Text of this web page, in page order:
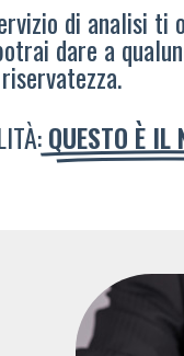
di analisi
dare a
riservatezza.
QUESTO È